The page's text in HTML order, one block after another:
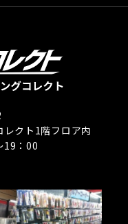
クト1階フロア内
：00